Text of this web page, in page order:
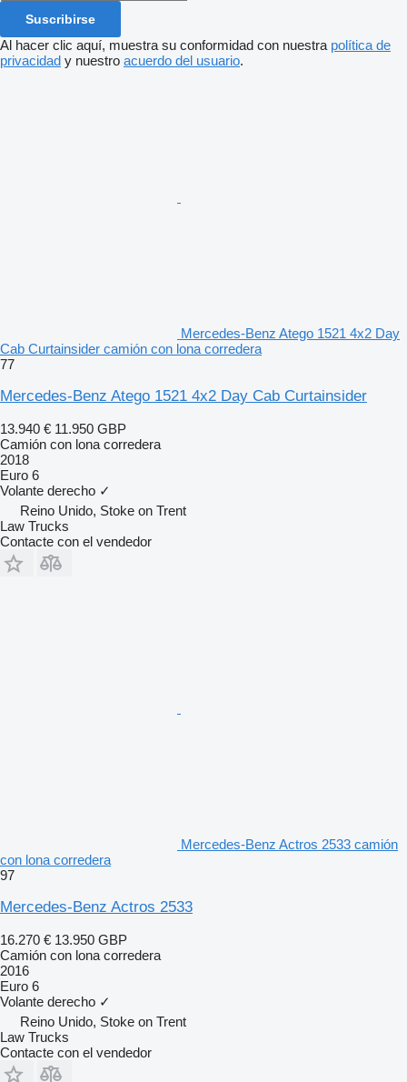
Suscribirse
Al hacer clic aquí, muestra su conformidad con nuestra política de
privacidad y nuestro acuerdo del usuario.
Mercedes-Benz Atego 1521 4x2 Day
Cab Curtainsider camión con lona corredera
77
Mercedes-Benz Atego 1521 4x2 Day Cab Curtainsider
13.940 € 11.950 GBP
Camión con lona corredera
2018
Euro 6
Volante derecho ✓
Reino Unido, Stoke on Trent
Law Trucks
Contacte con el vendedor
Mercedes-Benz Actros 2533 camión
con lona corredera
97
Mercedes-Benz Actros 2533
16.270 € 13.950 GBP
Camión con lona corredera
2016
Euro 6
Volante derecho ✓
Reino Unido, Stoke on Trent
Law Trucks
Contacte con el vendedor